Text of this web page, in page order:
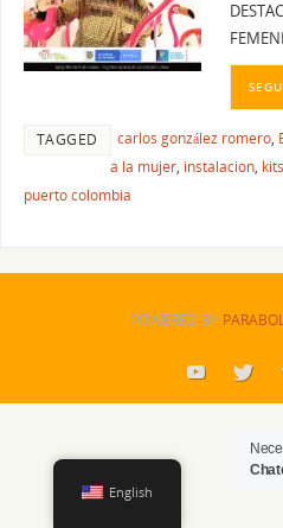
TAGGED carlos gonzález romero,
a la mujer, instalacion,
puerto colombia
POWERED BY
English